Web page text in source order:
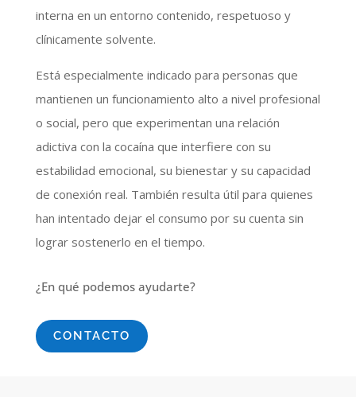
interna en un entorno contenido, respetuoso y
clínicamente solvente.
Está especialmente indicado para personas que
mantienen un funcionamiento alto a nivel profesional
o social, pero que experimentan una relación
adictiva con la cocaína que interfiere con su
estabilidad emocional, su bienestar y su capacidad
de conexión real. También resulta útil para quienes
han intentado dejar el consumo por su cuenta sin
lograr sostenerlo en el tiempo.
¿En qué podemos ayudarte?
CONTACTO